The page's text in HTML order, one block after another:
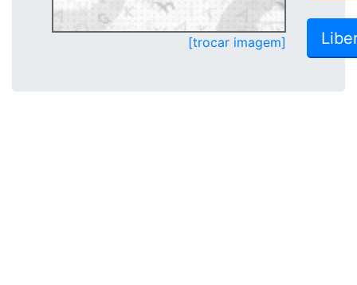
[trocar imagem]